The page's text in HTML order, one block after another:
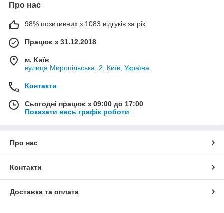
Про нас
98% позитивних з 1083 відгуків за рік
Працює з 31.12.2018
м. Київ
вулиця Миропільська, 2, Київ, Україна
Контакти
Сьогодні працює з 09:00 до 17:00
Показати весь графік роботи
Про нас
Контакти
Доставка та оплата